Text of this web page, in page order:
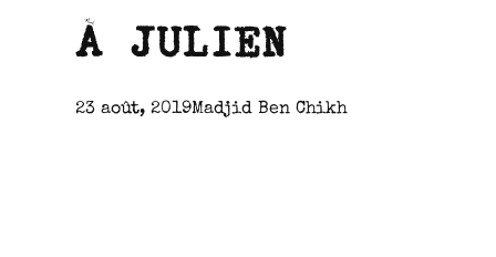
À JULIEN
23 août, 2019Madjid Ben Chikh